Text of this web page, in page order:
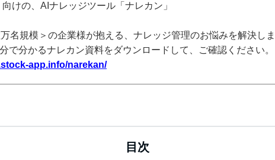
向けの、AIナレッジツール「ナレカン」
名規模＞の企業様が抱える、ナレッジ管理のお悩みを解決しま
で分かるナレカン資料をダウンロードして、ご確認ください。
app.info/narekan/
目次